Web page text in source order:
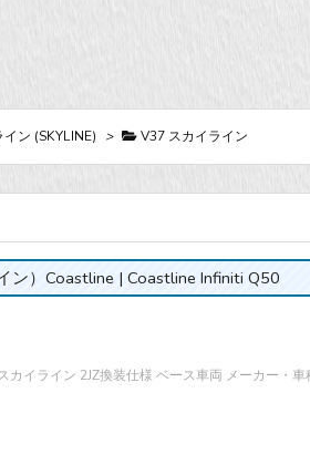
ン (SKYLINE) > V37 スカイライン
ン）Coastline | Coastline Infiniti Q50
イライン 2JZ換装仕様 ベース車両 メーカー・車